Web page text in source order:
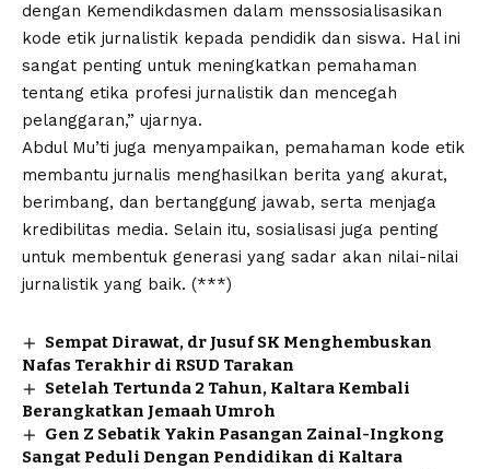
dengan Kemendikdasmen dalam menssosialisasikan
kode etik jurnalistik kepada pendidik dan siswa. Hal ini
sangat penting untuk meningkatkan pemahaman
tentang etika profesi jurnalistik dan mencegah
pelanggaran,” ujarnya.
Abdul Mu’ti juga menyampaikan, pemahaman kode etik
membantu jurnalis menghasilkan berita yang akurat,
berimbang, dan bertanggung jawab, serta menjaga
kredibilitas media. Selain itu, sosialisasi juga penting
untuk membentuk generasi yang sadar akan nilai-nilai
jurnalistik yang baik. (***)
Sempat Dirawat, dr Jusuf SK Menghembuskan
Nafas Terakhir di RSUD Tarakan
Setelah Tertunda 2 Tahun, Kaltara Kembali
Berangkatkan Jemaah Umroh
Gen Z Sebatik Yakin Pasangan Zainal-Ingkong
Sangat Peduli Dengan Pendidikan di Kaltara